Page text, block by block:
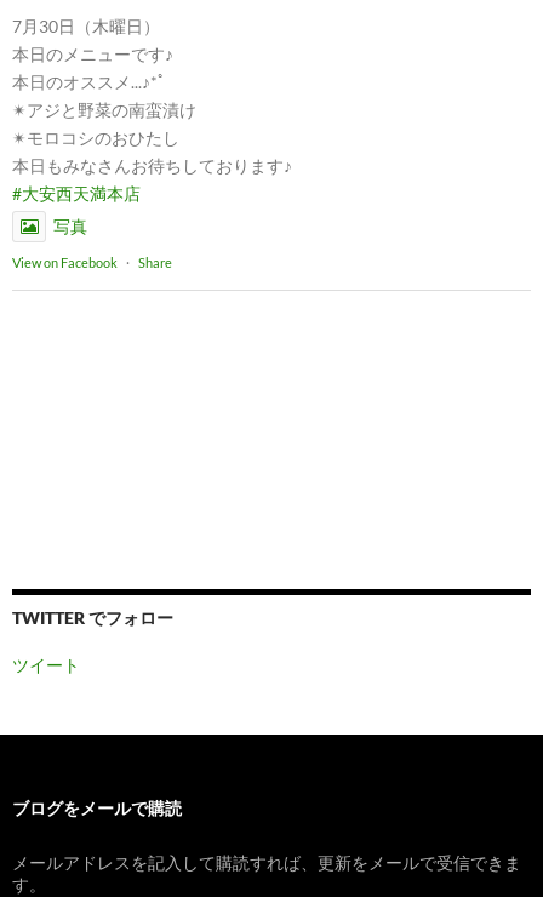
7月30日（木曜日）
本日のメニューです♪
本日のオススメ...♪*ﾟ
✴︎アジと野菜の南蛮漬け
✴︎モロコシのおひたし
本日もみなさんお待ちしております♪
#大安西天満本店
写真
View on Facebook · Share
TWITTER でフォロー
ツイート
ブログをメールで購読
メールアドレスを記入して購読すれば、更新をメールで受信できま
す。